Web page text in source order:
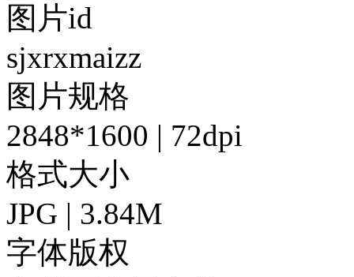
图片id
sjxrxmaizz
图片规格
2848*1600 | 72dpi
格式大小
JPG | 3.84M
字体版权